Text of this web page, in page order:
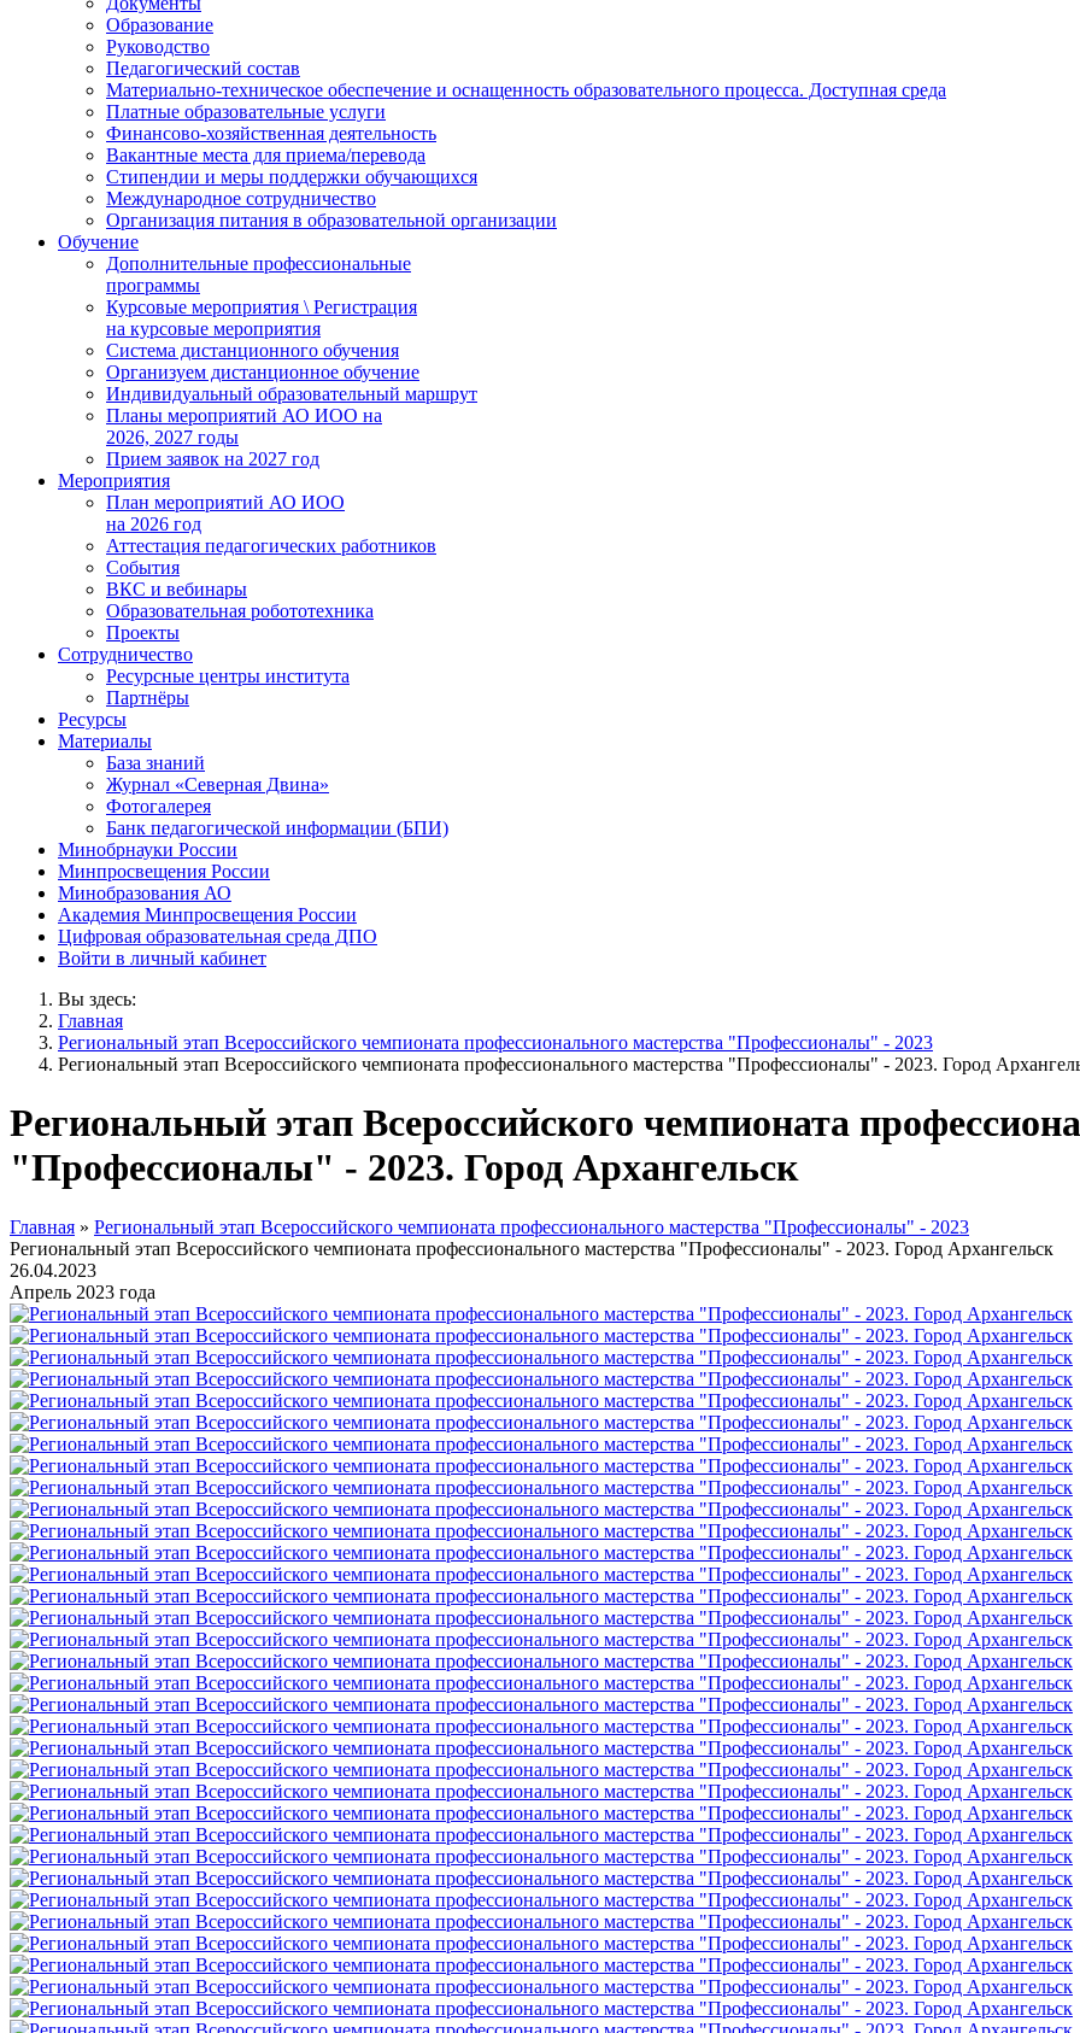
Образование
Руководство
Педагогический состав
Материально-техническое обеспечение и оснащенность образовательного процесса. Доступная среда
Платные образовательные услуги
Финансово-хозяйственная деятельность
Вакантные места для приема/перевода
Стипендии и меры поддержки обучающихся
Международное сотрудничество
Организация питания в образовательной организации
Обучение
Дополнительные профессиональные
программы
Курсовые мероприятия \ Регистрация
на курсовые мероприятия
Система дистанционного обучения
Организуем дистанционное обучение
Индивидуальный образовательный маршрут
Планы мероприятий АО ИОО на
2026, 2027 годы
Прием заявок на 2027 год
Мероприятия
План мероприятий АО ИОО
на 2026 год
Аттестация педагогических работников
События
ВКС и вебинары
Образовательная робототехника
Проекты
Сотрудничество
Ресурсные центры института
Партнёры
Ресурсы
Материалы
База знаний
Журнал «Северная Двина»
Фотогалерея
Банк педагогической информации (БПИ)
Минобрнауки России
Минпросвещения России
Минобразования АО
Академия Минпросвещения России
Цифровая образовательная среда ДПО
Войти в личный кабинет
Вы здесь:
Главная
Региональный этап Всероссийского чемпионата профессионального мастерства "Профессионалы" - 2023
Региональный этап Всероссийского чемпионата профессионального мастерства "Профессионалы" - 2023. Город
Региональный этап Всероссийского чемпионата
"Профессионалы" - 2023. Город Архангельск
Главная » Региональный этап Всероссийского чемпионата профессионального мастерства "Профессионалы" - 2023
Региональный этап Всероссийского чемпионата профессионального мастерства "Профессионалы" - 2023. Город Архангельск
26.04.2023
Апрель 2023 года